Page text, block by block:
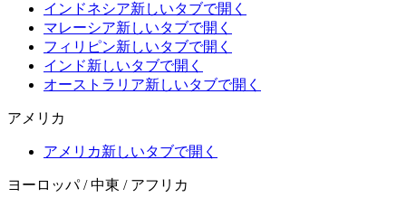
インドネシア新しいタブで開く
マレーシア新しいタブで開く
フィリピン新しいタブで開く
インド新しいタブで開く
オーストラリア新しいタブで開く
アメリカ
アメリカ新しいタブで開く
ヨーロッパ / 中東 / アフリカ